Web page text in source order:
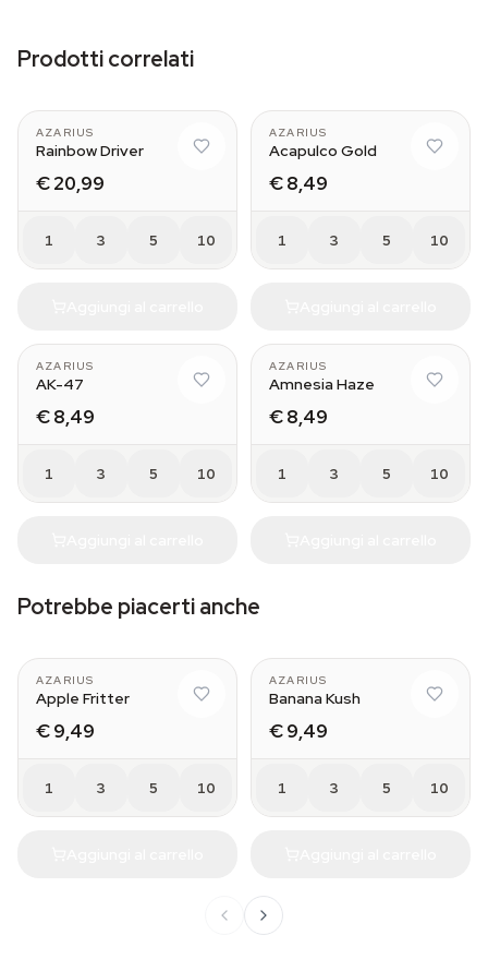
Prodotti correlati
AZARIUS
Rainbow Driver
€ 20,99
1 3 5 10
AZARIUS
Acapulco Gold
€ 8,49
1 3 5 10
AZARIUS
AK-47
€ 8,49
1 3 5 10
AZARIUS
Amnesia Haze
€ 8,49
1 3 5 10
Potrebbe piacerti anche
AZARIUS
Apple Fritter
€ 9,49
1 3 5 10
AZARIUS
Banana Kush
€ 9,49
1 3 5 10